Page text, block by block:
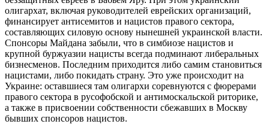
олигархат, включая руководителей еврейских организаций,
финансирует антисемитов и нацистов правого сектора,
составляющих силовую основу нынешней украинской власти.
Спонсоры Майдана забыли, что в симбиозе нацистов и
крупной буржуазии нацисты всегда подминают либеральных
бизнесменов. Последним приходится либо самим становиться
нацистами, либо покидать страну. Это уже происходит на
Украине: оставшиеся там олигархи соревнуются с фюрерами
правого сектора в русофобской и антимоскальской риторике,
а также в присвоении собственности сбежавших в Москву
бывших спонсоров нацистов.